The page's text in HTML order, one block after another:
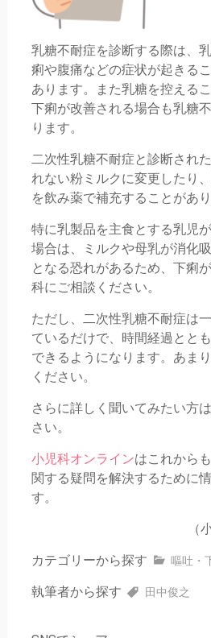
乳糖不耐症を診断する際は、
痢や腹痛などの症状が起きる
あります。また乳糖を控える
下痢が改善される場合も乳糖
ります。
二次性乳糖不耐症と診断され
れない粉ミルクに変更したり
を飲み薬で補充することがあり
特に乳製品を主食とする乳児
場合は、ミルクや母乳が消化
となる恐れがあるため、下痢
科にご相談ください。
ただし、二次性乳糖不耐症は
ているだけで、時間経過とと
できるようになります。あま
ください。
さらに詳しく聞いてみたい方
さい。
小児科オンラインはこれから
関する疑問を解決するために
す。
（
カテゴリーから探す 嘔吐・
執筆者から探す 田中俊之